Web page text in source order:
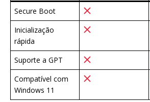
Secure Boot
Inicialização
rápida
Suporte a GPT
Compatível com
Windows 11